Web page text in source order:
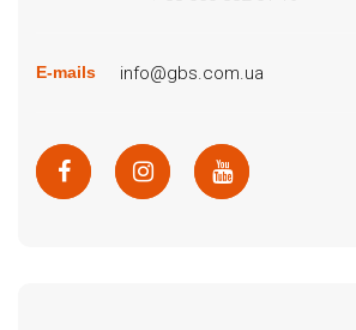
E-mails info@gbs.com.ua